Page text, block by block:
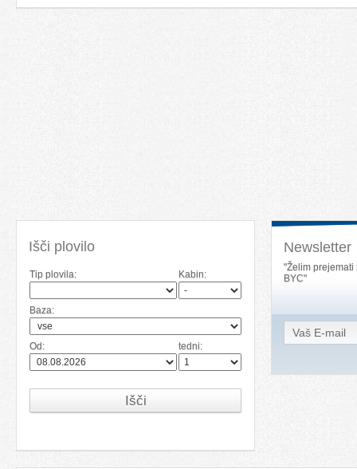
Išči plovilo
Tip plovila: Kabin:
Baza:
Od: tedni:
Išči
Newsletter
"Želim
BYC"